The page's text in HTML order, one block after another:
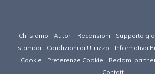
Chi siamo Autori Recensioni Supporto
stampa
Condizioni di Utilizzo Informativa
Cookie
Preferenze Cookie Reclami
Contatti